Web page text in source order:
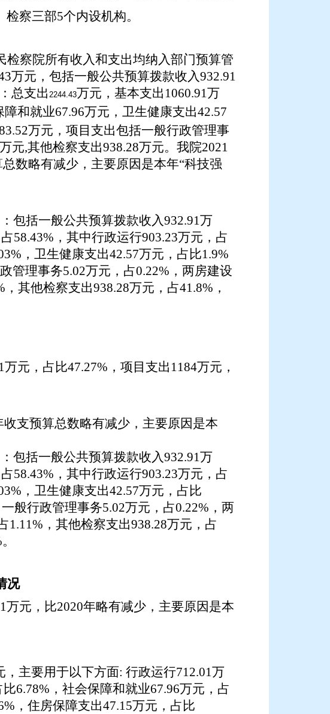
检察三部5个内设机构。
检察院所有收入和支出均纳入部门预算管
万元，包括一般公共预算拨款收入932.91
总支出 2244.43万元，基本支出 1060.91万
障和就业67.96万元， 卫生健康支出42.57
万元，项目支出包括一般行政管理事
元,其他检察支出938.28万元。 我院2021
数略有减少，主要原因是本年“科技强
包括一般公共预算拨款收入932.91万
占58.43% ，其中行政运行903.23万元， 占
，卫生健康支出42.57万元， 占比1.9%
管理事务5.02万元， 占0.22% ，两房建设
，其他检察支出938.28万元，占41.8%，
元，占比47.27%，项目支出 1184万元，
收支预算总数略有减少，主要原因是本
包括一般公共预算拨款收入932.91万
占58.43% ，其中行政运行903.23万元， 占
，卫生健康支出42.57万元， 占比
般行政管理事务5.02万元， 占0.22% ，两
1.11% ，其他检察支出938.28万元，占
况
万元， 比2020年略有减少，主要原因是本
主要用于以下方面: 行政运行712.01万
比6.78%，社会保障和就业67.96万元， 占
，住房保障支出47.15万元， 占比